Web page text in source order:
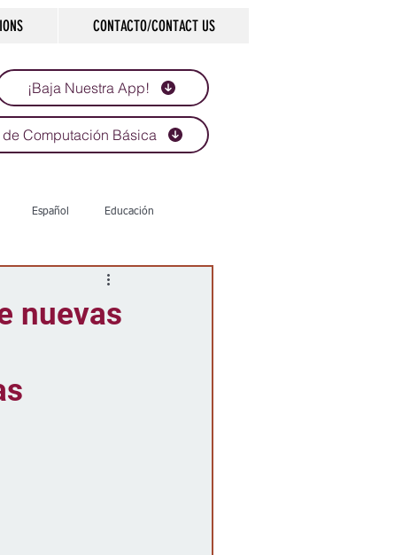
CONTACTO/CONTACT US
¡Baja Nuestra App!
Computación Básica
Español Educación
nuevas